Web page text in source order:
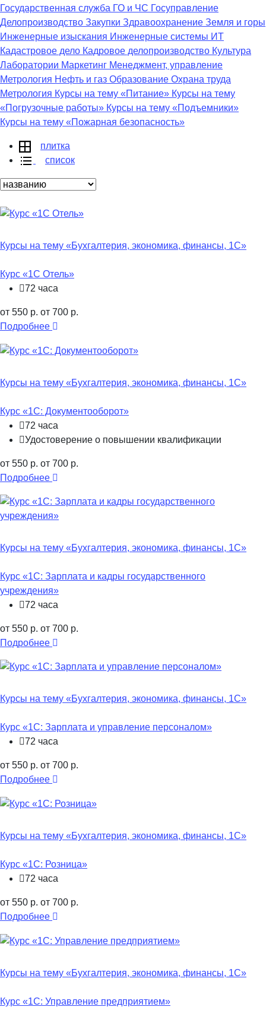
Государственная служба ГО и ЧС Госуправление
Делопроизводство Закупки Здравоохранение Земля и горы
Инженерные изыскания Инженерные системы ИТ
Кадастровое дело Кадровое делопроизводство Культура
Лаборатории Маркетинг Менеджмент, управление
Метрология Нефть и газ Образование Охрана труда
Метрология Курсы на тему «Питание» Курсы на тему
«Погрузочные работы» Курсы на тему «Подъемники»
Курсы на тему «Пожарная безопасность»
плитка
список
Курсы на тему «Бухгалтерия, экономика, финансы, 1С»
Курс «1С Отель»
72 часа
от 550 р. от 700 р.
Подробнее
Курсы на тему «Бухгалтерия, экономика, финансы, 1С»
Курс «1С: Документооборот»
72 часа
Удостоверение о повышении квалификации
от 550 р. от 700 р.
Подробнее
Курсы на тему «Бухгалтерия, экономика, финансы, 1С»
Курс «1С: Зарплата и кадры государственного
учреждения»
72 часа
от 550 р. от 700 р.
Подробнее
Курсы на тему «Бухгалтерия, экономика, финансы, 1С»
Курс «1С: Зарплата и управление персоналом»
72 часа
от 550 р. от 700 р.
Подробнее
Курсы на тему «Бухгалтерия, экономика, финансы, 1С»
Курс «1С: Розница»
72 часа
от 550 р. от 700 р.
Подробнее
Курсы на тему «Бухгалтерия, экономика, финансы, 1С»
Курс «1С: Управление предприятием»